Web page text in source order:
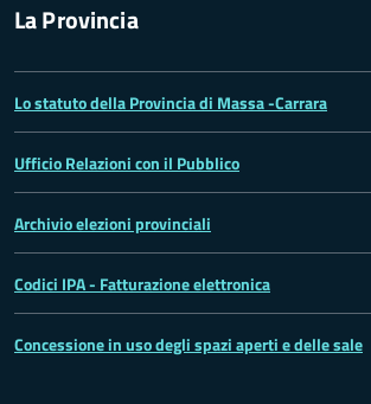
La Provincia
Lo statuto della Provincia di Massa -Carrara
Ufficio Relazioni con il Pubblico
Archivio elezioni provinciali
Codici IPA - Fatturazione elettronica
Concessione in uso degli spazi aperti e delle sale